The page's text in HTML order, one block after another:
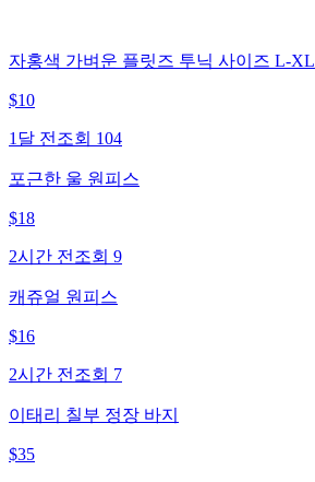
자홍색 가벼운 플릿즈 투닉 사이즈 L-XL
$10
1달 전 조회 104
포근한 울 원피스
$18
2시간 전 조회 9
캐쥬얼 원피스
$16
2시간 전 조회 7
이태리 칠부 정장 바지
$35